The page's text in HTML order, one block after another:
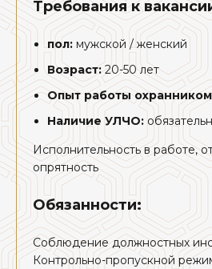
Требования к
пол: мужской / женский
Возраст:20-50 лет
Опыт работы
Наличие УЛЧО:
Исполнительность в работе,
опрятность
Обязанности:
Соблюдение должностных
Контрольно-пропускной